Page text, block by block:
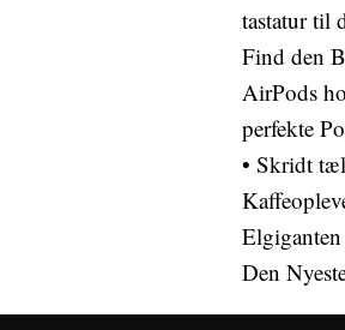
tastatur til
Find den
AirPods
perfekte
• Skridt
Den